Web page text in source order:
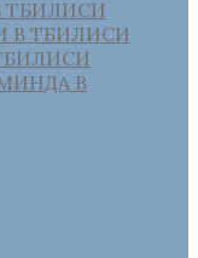
ТБИЛИСИ
В ТБИЛИСИ
В